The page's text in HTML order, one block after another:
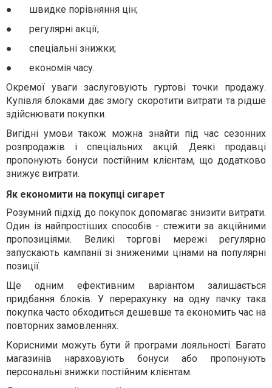
●
швидке порівняння цін;
●
регулярні акції;
●
спеціальні знижки;
●
економія часу.
Окремої уваги заслуговують гуртові точки продажу.
Купівля блоками дає змогу скоротити витрати та рідше
здійснювати покупки.
Вигідні умови також можна знайти під час сезонних
розпродажів і спеціальних акцій. Деякі продавці
пропонують бонуси постійним клієнтам, що додатково
знижує витрати.
Як економити на покупці сигарет
Розумний підхід до покупок допомагає знизити витрати.
Один із найпростіших способів - стежити за акційними
пропозиціями. Великі торгові мережі регулярно
запускають кампанії зі зниженими цінами на популярні
позиції.
Ще одним ефективним варіантом залишається
придбання блоків. У перерахунку на одну пачку така
покупка часто обходиться дешевше та економить час на
повторних замовленнях.
Корисними можуть бути й програми лояльності. Багато
магазинів нараховують бонуси або пропонують
персональні знижки постійним клієнтам.